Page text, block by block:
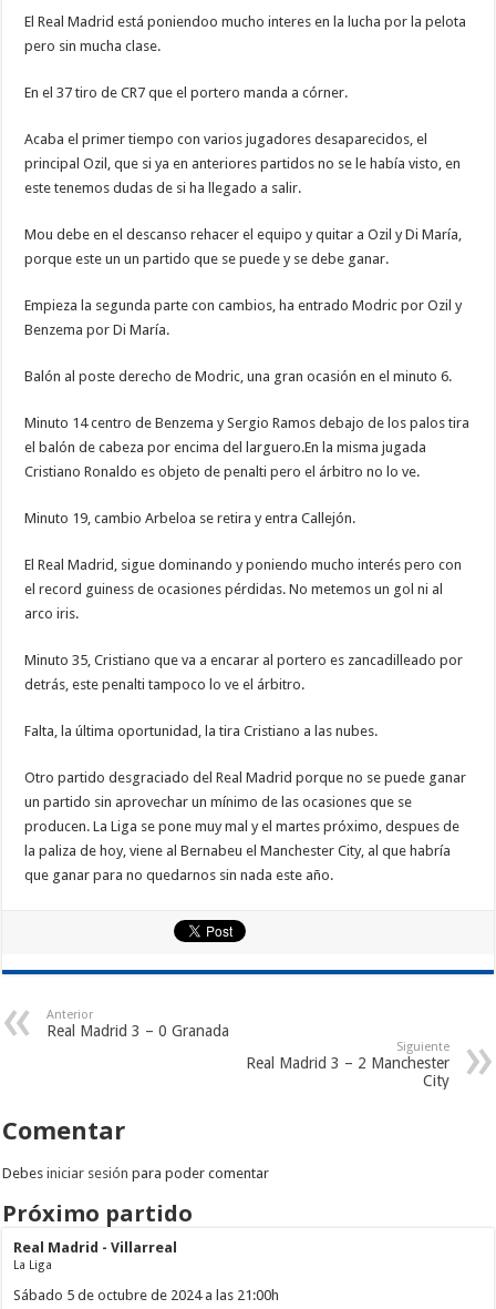
El Real Madrid está poniendoo mucho interes en la lucha por la pelota
pero sin mucha clase.
En el 37 tiro de CR7 que el portero manda a córner.
Acaba el primer tiempo con varios jugadores desaparecidos, el
principal Ozil, que si ya en anteriores partidos no se le había visto, en
este tenemos dudas de si ha llegado a salir.
Mou debe en el descanso rehacer el equipo y quitar a Ozil y Di María,
porque este un un partido que se puede y se debe ganar.
Empieza la segunda parte con cambios, ha entrado Modric por Ozil y
Benzema por Di María.
Balón al poste derecho de Modric, una gran ocasión en el minuto 6.
Minuto 14 centro de Benzema y Sergio Ramos debajo de los palos tira
el balón de cabeza por encima del larguero.En la misma jugada
Cristiano Ronaldo es objeto de penalti pero el árbitro no lo ve.
Minuto 19, cambio Arbeloa se retira y entra Callejón.
El Real Madrid, sigue dominando y poniendo mucho interés pero con
el record guiness de ocasiones pérdidas. No metemos un gol ni al
arco iris.
Minuto 35, Cristiano que va a encarar al portero es zancadilleado por
detrás, este penalti tampoco lo ve el árbitro.
Falta, la última oportunidad, la tira Cristiano a las nubes.
Otro partido desgraciado del Real Madrid porque no se puede ganar
un partido sin aprovechar un mínimo de las ocasiones que se
producen. La Liga se pone muy mal y el martes próximo, despues de
la paliza de hoy, viene al Bernabeu el Manchester City, al que habría
que ganar para no quedarnos sin nada este año.
Anterior
Real Madrid 3 – 0 Granada
Siguiente
Real Madrid 3 – 2 Manchester
City
Comentar
Debesiniciar sesión para poder comentar
Próximo partido
Real Madrid - Villarreal
La Liga
Sábado 5 de octubre de 2024 a las 21:00h